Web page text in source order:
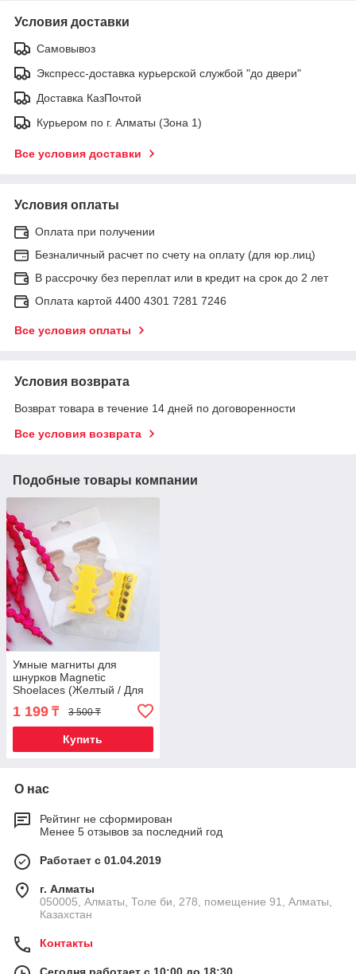
Условия доставки
Самовывоз
Экспресс-доставка курьерской службой "до двери"
Доставка КазПочтой
Курьером по г. Алматы (Зона 1)
Все условия доставки
Условия оплаты
Оплата при получении
Безналичный расчет по счету на оплату (для юр.лиц)
В рассрочку без переплат или в кредит на срок до 2 лет
Оплата картой 4400 4301 7281 7246
Все условия оплаты
Условия возврата
Возврат товара в течение 14 дней по договоренности
Все условия возврата
Подобные товары компании
Умные магниты для
шнурков Magnetic
Shoelaces (Желтый / Для
1 199 ₸ 3 500 ₸
Купить
О нас
Рейтинг не сформирован
Менее 5 отзывов за последний год
Работает с 01.04.2019
г. Алматы
050005, Алматы, Толе би, 278, помещение 91, Алматы,
Казахстан
Контакты